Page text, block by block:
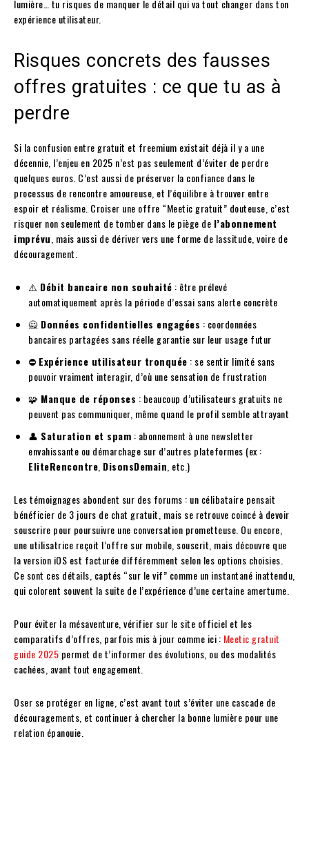
lumière… tu risques de manquer le détail qui va tout changer dans ton
expérience utilisateur.
Risques concrets des fausses
offres gratuites : ce que tu as à
perdre
Si la confusion entre gratuit et freemium existait déjà il y a une
décennie, l’enjeu en 2025 n’est pas seulement d’éviter de perdre
quelques euros. C’est aussi de préserver la confiance dans le
processus de rencontre amoureuse, et l’équilibre à trouver entre
espoir et réalisme. Croiser une offre “Meetic gratuit” douteuse, c’est
risquer non seulement de tomber dans le piège de l’abonnement
imprévu , mais aussi de dériver vers une forme de lassitude, voire de
découragement.
⚠️ Débit bancaire non souhaité : être prélevé
automatiquement après la période d’essai sans alerte concrète
🙅 Données confidentielles engagées : coordonnées
bancaires partagées sans réelle garantie sur leur usage futur
⛔ Expérience utilisateur tronquée : se sentir limité sans
pouvoir vraiment interagir, d’où une sensation de frustration
🧩 Manque de réponses : beaucoup d’utilisateurs gratuits ne
peuvent pas communiquer, même quand le profil semble attrayant
👤 Saturation et spam : abonnement à une newsletter
envahissante ou démarchage sur d’autres plateformes (ex :
EliteRencontre DisonsDemain , etc.)
Les témoignages abondent sur des forums : un célibataire pensait
bénéficier de 3 jours de chat gratuit, mais se retrouve coincé à devoir
souscrire pour poursuivre une conversation prometteuse. Ou encore,
une utilisatrice reçoit l’offre sur mobile, souscrit, mais découvre que
la version iOS est facturée différemment selon les options choisies.
Ce sont ces détails, captés “sur le vif” comme un instantané inattendu,
qui colorent souvent la suite de l’expérience d’une certaine amertume.
Pour éviter la mésaventure, vérifier sur le site officiel et les
comparatifs d’offres, parfois mis à jour comme ici : Meetic gratuit
guide 2025 permet de t’informer des évolutions, ou des modalités
cachées, avant tout engagement.
Oser se protéger en ligne, c’est avant tout s’éviter une cascade de
découragements, et continuer à chercher la bonne lumière pour une
relation épanouie.